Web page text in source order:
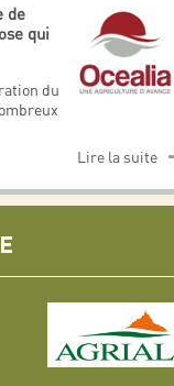
de
qui
du
Lire la suite